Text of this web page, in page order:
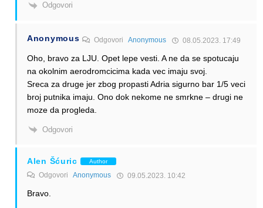
Odgovori
Anonymous OdgovoriAnonymous 08.05.2023. 17:49
Oho, bravo za LJU. Opet lepe vesti. A ne da se spotucaju
na okolnim aerodromcicima kada vec imaju svoj.
Sreca za druge jer zbog propasti Adria sigurno bar 1/5 veci
broj putnika imaju. Ono dok nekome ne smrkne – drugi ne
moze da progleda.
Odgovori
Alen Šćuric Author
Odgovori Anonymous 09.05.2023. 10:42
Bravo.